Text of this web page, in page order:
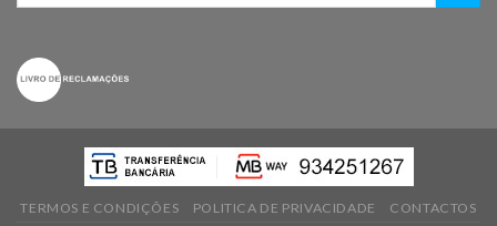
TERMOS E CONDIÇÕES POLITICA DE PRIVACIDADE CONTACTOS